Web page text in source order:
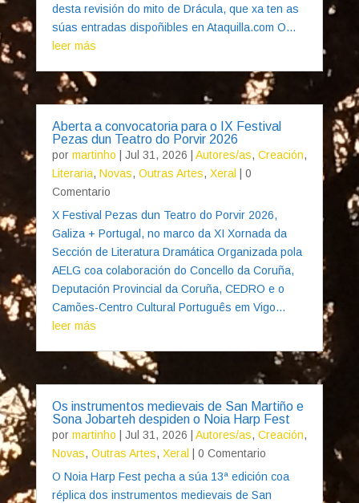
desta revisión do mito de Drácula, que xa ten as
súas entradas dispoñibles en Ataquilla.com O...
leer más
Aberta a convocatoria para o IX Festival
Pezas dun Teatro do Porvir 2026
por martinho Jul 31, 2026 Autores/as, Creación,
Literaria, Novas, Outras Artes, Xeral
| 0
Comentario
X Festival Pezas dun Teatro do Porvir 2026,
Galiza + Portugal, no marco da XI Xornada da
Sección de Literatura Dramática Organizada pola
AELG coa colaboración do Concello da Coruña,
Deputación Provincial da Coruña, CEDRO e o
Camões-Centro Cultural Português em Vigo...
leer más
Os instrumentos medievais de San Martiño e
Sona Jobarteh despiden o Noia Harp Fest
por martinho Jul 31, 2026 Autores/as, Creación,
Novas, Outras Artes, Xeral
| 0 Comentario
O Noia Harp Fest pecha a súa 13ª edición coa
réplica dos instrumentos medievais de San